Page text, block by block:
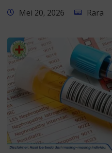
Mei 20, 2026 Rara